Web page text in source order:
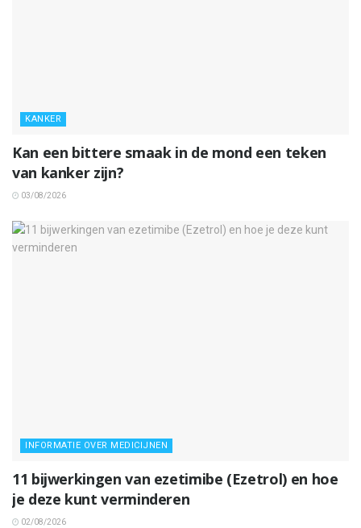
KANKER
Kan een bittere smaak in de mond een teken
van kanker zijn?
03/08/2026
INFORMATIE OVER MEDICIJNEN
11 bijwerkingen van ezetimibe (Ezetrol) en hoe
je deze kunt verminderen
02/08/2026